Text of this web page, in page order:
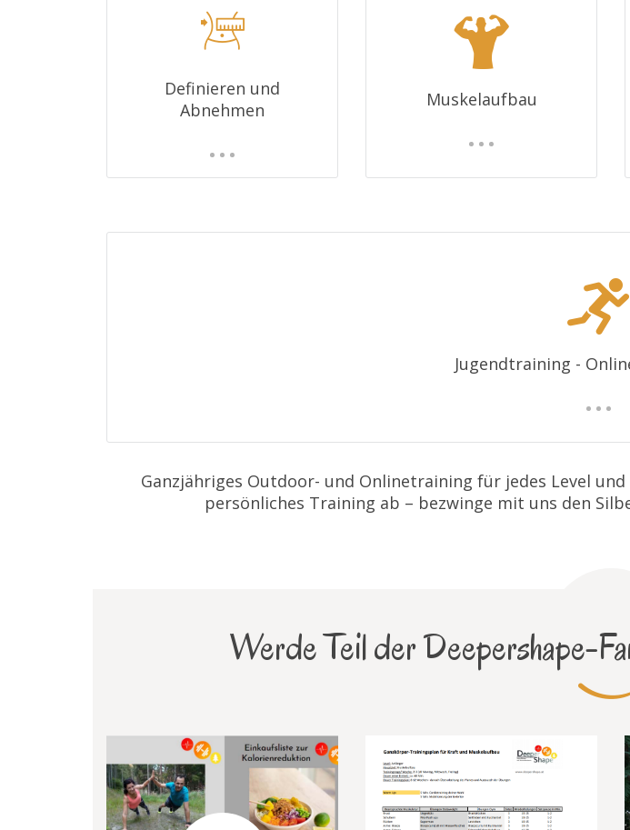
Definieren und
Abnehmen
Muskelaufbau
Jugendtraining -
Ganzjähriges Outdoor- und Onlinetraining für jedes Level
persönliches Training ab – bezwinge mit uns den
Werde Teil der Deepershape-